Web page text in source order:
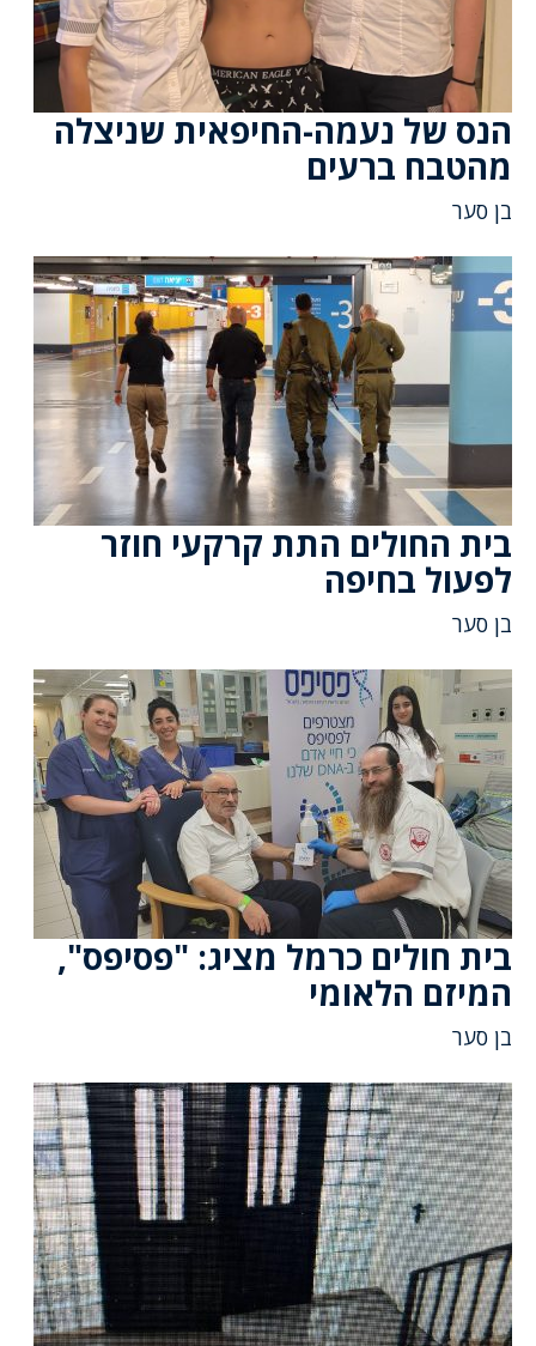
הנס של נעמה-החיפאית שניצלה
מהטבח ברעים
בן סער
בית החולים התת קרקעי חוזר
לפעול בחיפה
בן סער
בית חולים כרמל מציג: "פסיפס",
המיזם הלאומי
בן סער